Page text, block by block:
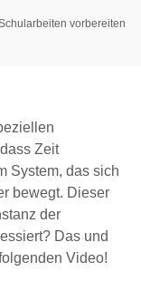
vorbereiten
Zeit
System, das sich
bewegt. Dieser
der
Das und
Video!